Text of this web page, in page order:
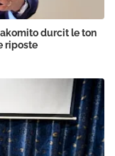
durcit le ton
riposte